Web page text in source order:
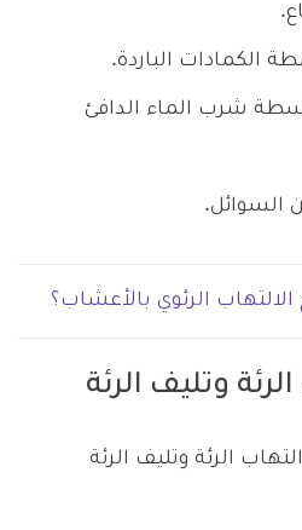
الكمادات الباردة.
شرب الماء الدافئ
السوائل.
الرئوي بالأعشاب؟
وتليف الرئة
الرئة وتليف الرئة